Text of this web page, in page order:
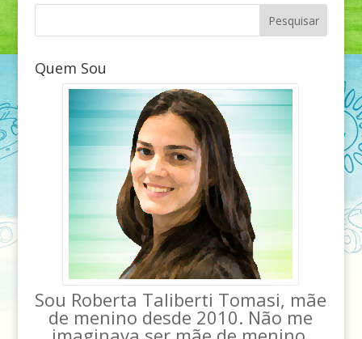
Quem Sou
Sou Roberta Taliberti Tomasi, mãe
de menino desde 2010. Não me